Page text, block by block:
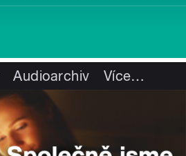
Audioarchiv Více…